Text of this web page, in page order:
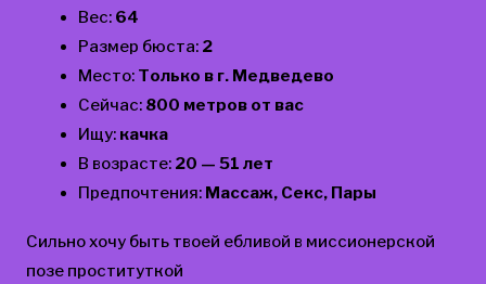
Вес: 64
Размер бюста: 2
Место: Только в г. Медведево
Сейчас: 800 метров от вас
Ищу: качка
В возрасте: 20 — 51 лет
Предпочтения: Массаж, Секс, Пары
Сильно хочу быть твоей ебливой в миссионерской
позе проституткой